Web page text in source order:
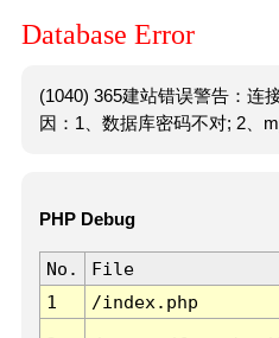
Database Error
(1040) 365建站错误警告：连
因：1、数据库密码不对; 2、
PHP Debug
No. File
1
/index.php